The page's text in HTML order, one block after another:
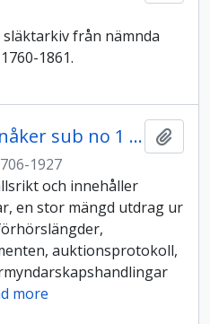
från nämnda
1861.
Högs socken: Västanåker sub no 1 gårdsarkiv
1927
och innehåller
en stor mängd utdrag ur
auktionsprotokoll,
more